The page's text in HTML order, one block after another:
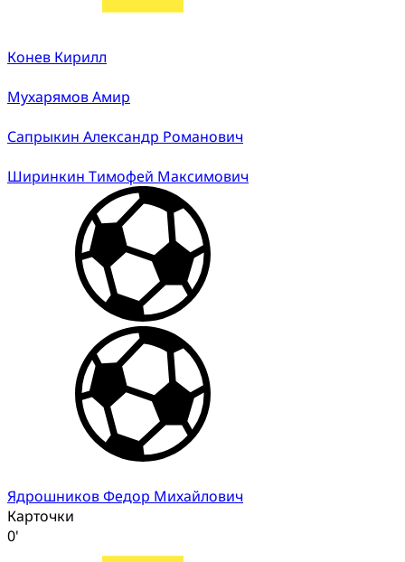
Конев Кирилл
Мухарямов Амир
Сапрыкин Александр Романович
Ширинкин Тимофей Максимович
Ядрошников Федор Михайлович
Карточки
0'